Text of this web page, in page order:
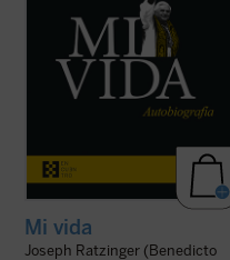
Mi vida
Joseph Ratzinger (Benedicto